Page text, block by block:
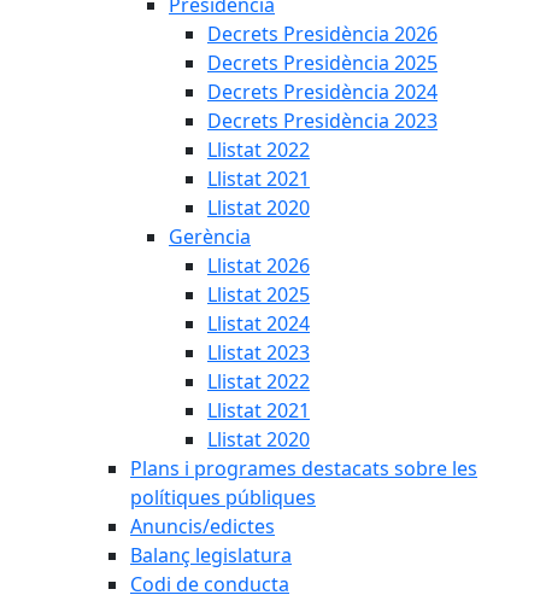
Decrets Presidència 2026
Decrets Presidència 2025
Decrets Presidència 2024
Decrets Presidència 2023
Llistat 2022
Llistat 2021
Llistat 2020
Gerència
Llistat 2026
Llistat 2025
Llistat 2024
Llistat 2023
Llistat 2022
Llistat 2021
Llistat 2020
Plans i programes destacats sobre les
polítiques públiques
Anuncis/edictes
Balanç legislatura
Codi de conducta